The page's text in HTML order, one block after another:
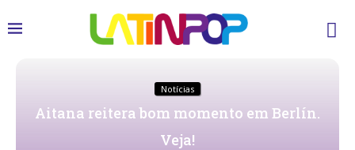
Notícias
Aitana reitera bom momento em Berlín.
Veja!